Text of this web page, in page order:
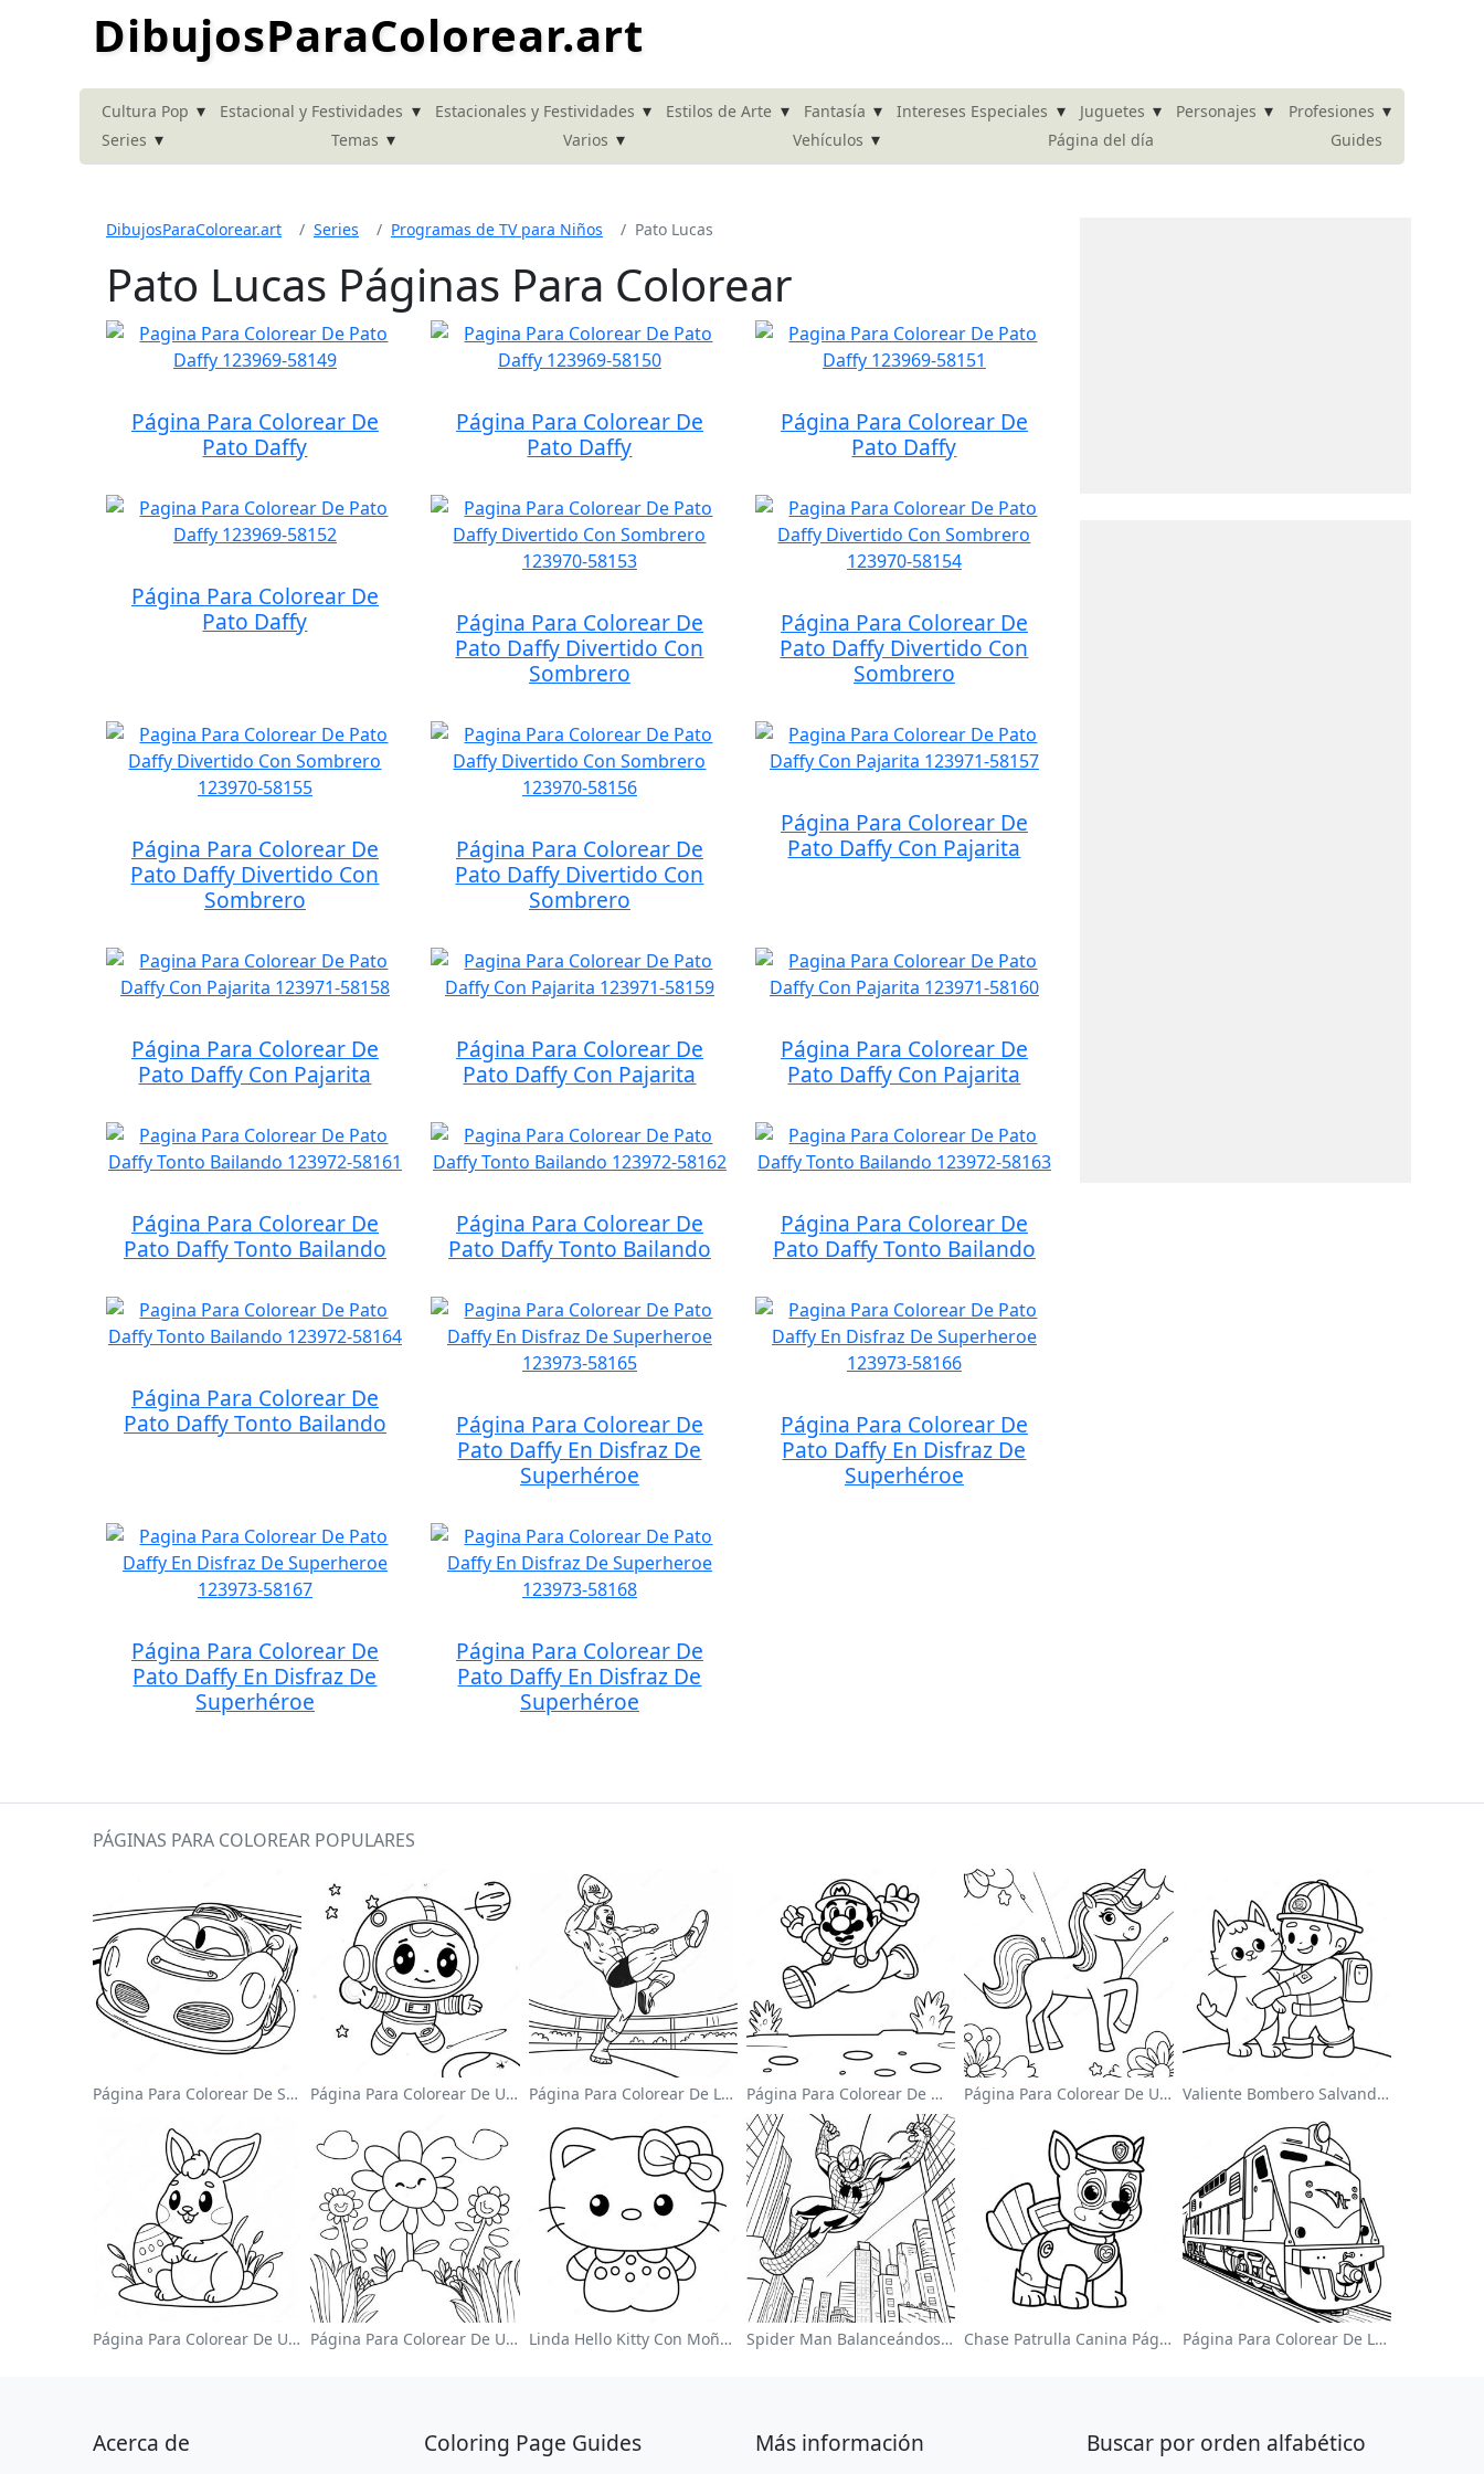
DibujosParaColorear.art
Cultura Pop ▾ Estacional y Festividades ▾ Estacionales y Festividades ▾ Estilos de Arte ▾ Fantasía ▾ Intereses Especiales ▾ Juguetes ▾ Personajes ▾ Profesiones ▾
Series ▾ Temas ▾ Varios ▾ Vehículos ▾ Página del día Guides
DibujosParaColorear.art Series Programas de TV para Niños Pato Lucas
Pato Lucas Páginas Para Colorear
Página Para Colorear De
Pato Daffy
Página Para Colorear De
Pato Daffy
Página Para Colorear De
Pato Daffy
Página Para Colorear De
Pato Daffy
Página Para Colorear De
Pato Daffy Divertido Con
Sombrero
Página Para Colorear De
Pato Daffy Divertido Con
Sombrero
Página Para Colorear De
Pato Daffy Divertido Con
Sombrero
Página Para Colorear De
Pato Daffy Divertido Con
Sombrero
Página Para Colorear De
Pato Daffy Con Pajarita
Página Para Colorear De
Pato Daffy Con Pajarita
Página Para Colorear De
Pato Daffy Con Pajarita
Página Para Colorear De
Pato Daffy Con Pajarita
Página Para Colorear De
Pato Daffy Tonto Bailando
Página Para Colorear De
Pato Daffy Tonto Bailando
Página Para Colorear De
Pato Daffy Tonto Bailando
Página Para Colorear De
Pato Daffy Tonto Bailando
Página Para Colorear De
Pato Daffy En Disfraz De
Superhéroe
Página Para Colorear De
Pato Daffy En Disfraz De
Superhéroe
Página Para Colorear De
Pato Daffy En Disfraz De
Superhéroe
Página Para Colorear De
Pato Daffy En Disfraz De
Superhéroe
PÁGINAS PARA COLOREAR POPULARES
Página Para Colorear De Sonic El Velocista Página Para Colorear De Un Astronauta Lindo Flotando En El Espacio Página Para Colorear De Luchador De Wwe Saltando Sobre Oponente Página Para Colorear De Mario Saltando Sobre Goombas Página Para Colorear De Un Unicornio Mágico En Un Arcoíris Valiente Bombero Salvando Un Gato Para Colorear
Página Para Colorear De Un Lindo Conejo De Pascua Página Para Colorear De Un Jardín De Flores Coloridas Linda Hello Kitty Con Moño Para Colorear Spider Man Balanceándose Por La Ciudad Para Colorear Chase Patrulla Canina Página Para Colorear Página Para Colorear De Locomotora Colorida
Acerca de Coloring Page Guides Más información Buscar por orden alfabético